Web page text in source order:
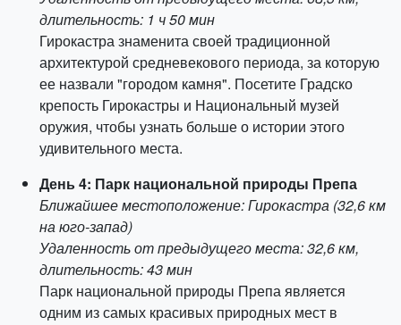
длительность: 1 ч 50 мин
Гирокастра знаменита своей традиционной
архитектурой средневекового периода, за которую
ее назвали "городом камня". Посетите Градско
крепость Гирокастры и Национальный музей
оружия, чтобы узнать больше о истории этого
удивительного места.
День 4: Парк национальной природы Препа
Ближайшее местоположение: Гирокастра (32,6 км
на юго-запад)
Удаленность от предыдущего места: 32,6 км,
длительность: 43 мин
Парк национальной природы Препа является
одним из самых красивых природных мест в